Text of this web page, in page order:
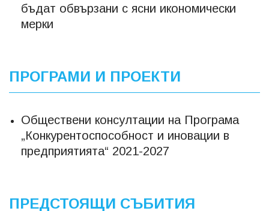
бъдат обвързани с ясни икономически
мерки
ПРОГРАМИ И ПРОЕКТИ
Обществени консултации на Програма
„Конкурентоспособност и иновации в
предприятията“ 2021-2027
ПРЕДСТОЯЩИ СЪБИТИЯ